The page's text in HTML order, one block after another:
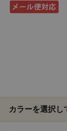
カラーを選択し